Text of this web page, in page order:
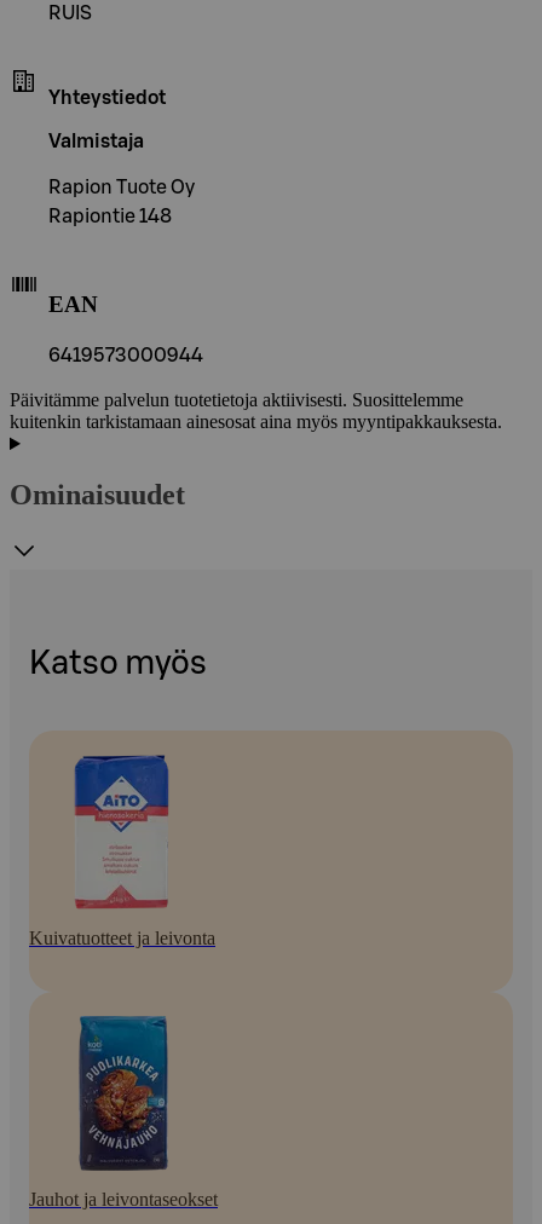
RUIS
Yhteystiedot
Valmistaja
Rapion Tuote Oy
Rapiontie 148
EAN
6419573000944
Päivitämme palvelun tuotetietoja aktiivisesti. Suosittelemme
kuitenkin tarkistamaan ainesosat aina myös myyntipakkauksesta.
Ominaisuudet
Katso myös
Kuivatuotteet ja leivonta
Jauhot ja leivontaseokset